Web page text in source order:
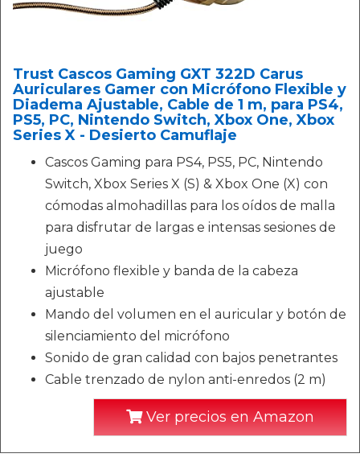
Trust Cascos Gaming GXT 322D Carus
Auriculares Gamer con Micrófono Flexible y
Diadema Ajustable, Cable de 1 m, para PS4,
PS5, PC, Nintendo Switch, Xbox One, Xbox
Series X - Desierto Camuflaje
Cascos Gaming para PS4, PS5, PC, Nintendo
Switch, Xbox Series X (S) & Xbox One (X) con
cómodas almohadillas para los oídos de malla
para disfrutar de largas e intensas sesiones de
juego
Micrófono flexible y banda de la cabeza
ajustable
Mando del volumen en el auricular y botón de
silenciamiento del micrófono
Sonido de gran calidad con bajos penetrantes
Cable trenzado de nylon anti-enredos (2 m)
Ver precios en Amazon